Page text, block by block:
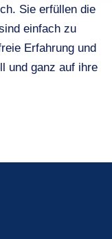
Sie erfüllen die
einfach zu
Erfahrung und
und ganz auf ihre